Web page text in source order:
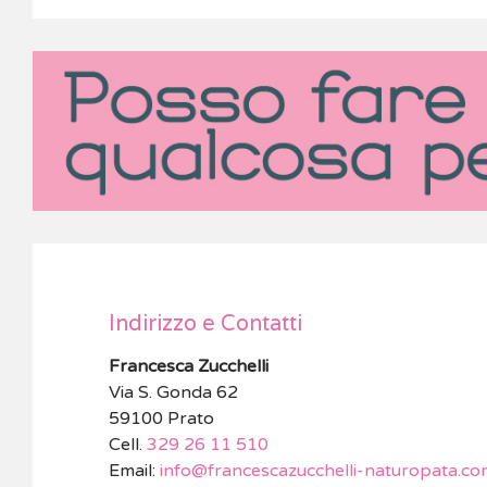
Indirizzo e Contatti
Francesca Zucchelli
Via S. Gonda 62
59100 Prato
Cell. 329 26 11 510
Email: info@francescazucchelli-